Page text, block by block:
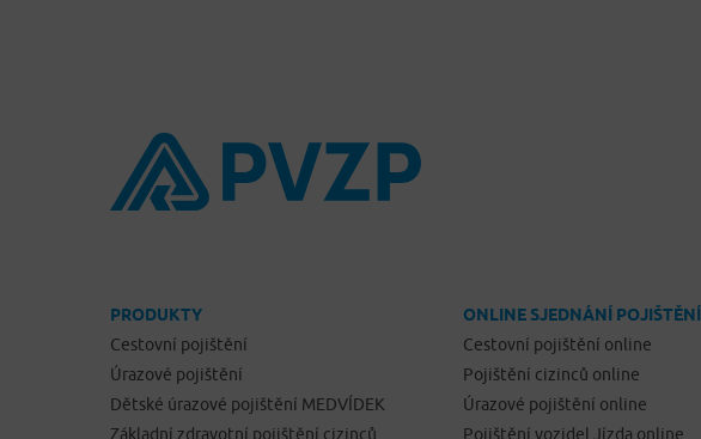
PRODUKTY
Cestovní pojištění
Úrazové pojištění
Dětské úrazové pojištění MEDVÍDEK
Základní zdravotní pojištění cizinců
ONLINE SJEDNÁNÍ POJIŠTĚNÍ
Cestovní pojištění online
Pojištění cizinců online
Úrazové pojištění online
Pojištění vozidel Jízda online